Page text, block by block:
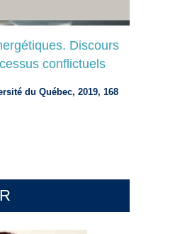
Discours
conflictuels
du Québec, 2019, 168